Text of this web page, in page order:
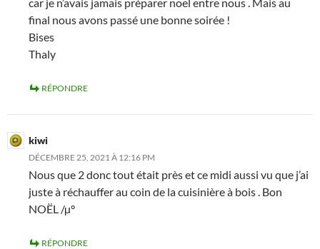
final nous avons passé une bonne soirée !
Bises
Thaly
RÉPONDRE
kiwi
DÉCEMBRE 25, 2021 À 12:16 PM
Nous que 2 donc tout était près et ce midi aussi vu que j’ai
juste à réchauffer au coin de la cuisinière à bois . Bon
NOËL /µ°
RÉPONDRE